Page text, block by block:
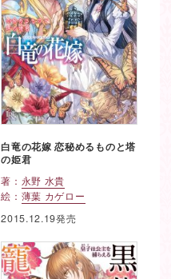
白竜の花嫁 恋秘めるものと塔
の姫君
著： 永野 水貴
絵： 薄葉 カゲロー
2015.12.19発売